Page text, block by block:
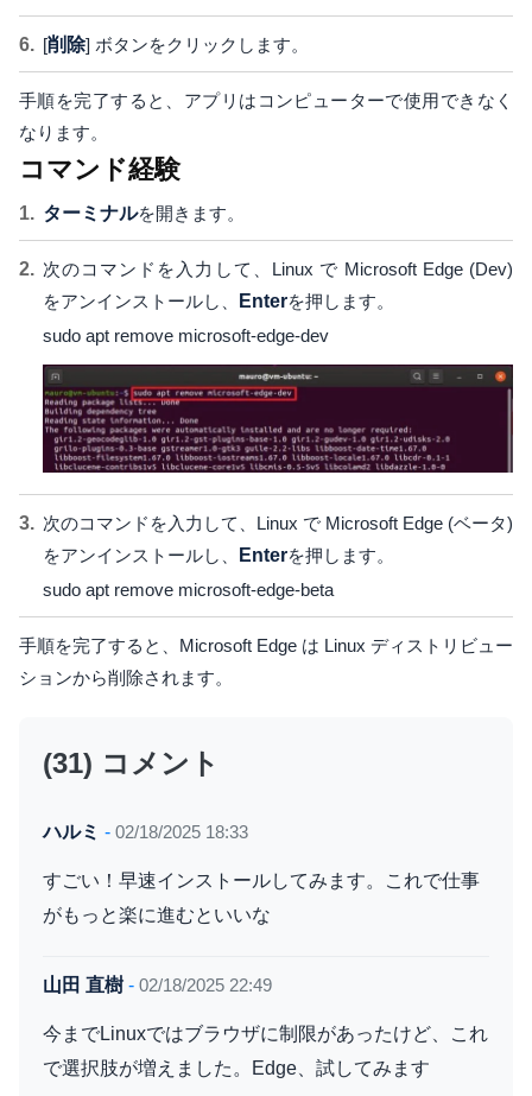
[削除] ボタンをクリックします。
手順を完了すると、アプリはコンピューターで使用できなく
なります。
コマンド経験
ターミナルを開きます。
次のコマンドを入力して、Linux で Microsoft Edge (Dev)
をアンインストールし、
Enterを押します。
sudo apt remove microsoft-edge-dev
次のコマンドを入力して、Linux で Microsoft Edge (ベータ)
をアンインストールし、
Enterを押します。
sudo apt remove microsoft-edge-beta
手順を完了すると、Microsoft Edge は Linux ディストリビュー
ションから削除されます。
(31) コメント
ハルミ - 02/18/2025 18:33
すごい！早速インストールしてみます。これで仕事
がもっと楽に進むといいな
山田 直樹 - 02/18/2025 22:49
今までLinuxではブラウザに制限があったけど、これ
で選択肢が増えました。Edge、試してみます